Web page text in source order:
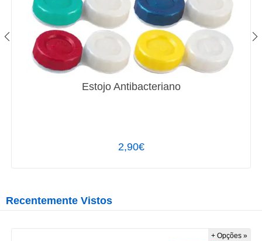
Estojo Antibacteriano
2,90€
Recentemente Vistos
+ Opções »